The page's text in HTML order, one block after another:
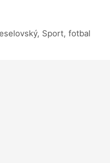
Sport, fotbal